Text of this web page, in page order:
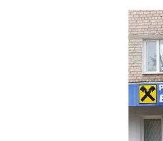
к
о
в
а
н
в